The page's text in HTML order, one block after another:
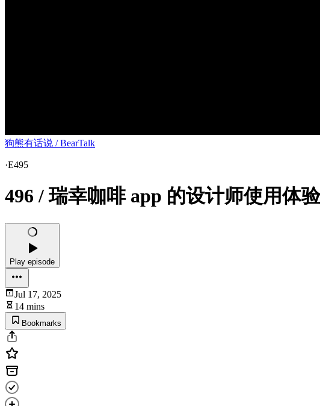
狗熊有话说 / BearTalk
·E495
496 / 瑞幸咖啡 app 的设计师使用体
Play episode
Jul 17, 2025
14 mins
Bookmarks